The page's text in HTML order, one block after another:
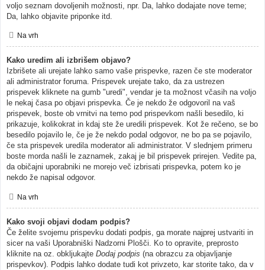
voljo seznam dovoljenih možnosti, npr. Da, lahko dodajate nove teme;
Da, lahko objavite priponke itd.
Na vrh
Kako uredim ali izbrišem objavo?
Izbrišete ali urejate lahko samo vaše prispevke, razen če ste moderator
ali administrator foruma. Prispevek urejate tako, da za ustrezen
prispevek kliknete na gumb "uredi", vendar je ta možnost včasih na voljo
le nekaj časa po objavi prispevka. Če je nekdo že odgovoril na vaš
prispevek, boste ob vrnitvi na temo pod prispevkom našli besedilo, ki
prikazuje, kolikokrat in kdaj ste že uredili prispevek. Kot že rečeno, se bo
besedilo pojavilo le, če je že nekdo podal odgovor, ne bo pa se pojavilo,
če sta prispevek uredila moderator ali administrator. V slednjem primeru
boste morda našli le zaznamek, zakaj je bil prispevek prirejen. Vedite pa,
da običajni uporabniki ne morejo več izbrisati prispevka, potem ko je
nekdo že napisal odgovor.
Na vrh
Kako svoji objavi dodam podpis?
Če želite svojemu prispevku dodati podpis, ga morate najprej ustvariti in
sicer na vaši Uporabniški Nadzorni Plošči. Ko to opravite, preprosto
kliknite na oz. obkljukajte Dodaj podpis (na obrazcu za objavljanje
prispevkov). Podpis lahko dodate tudi kot privzeto, kar storite tako, da v